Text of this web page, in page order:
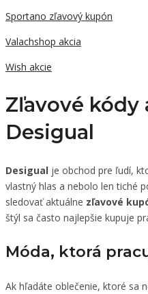
Sportano zľavový kupón
Valachshop akcia
Wish akcie
Zľavové kódy
Desigual
Desigual je obchod pre ľudí,
vlastný hlas a nebolo len tiché
sledovať aktuálne zľavové
štýl sa často najlepšie kupuje
Móda, ktorá
Ak hľadáte oblečenie, ktoré sa